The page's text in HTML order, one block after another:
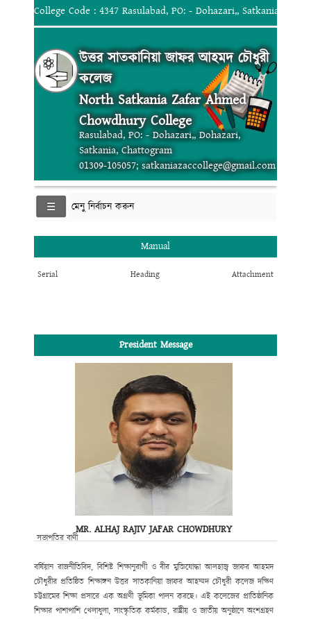
College Code : 4347 Rasulabad, PO: - Dohazari,, Satkania,
উত্তর সাতকানিয়া জাফর আহমদ চৌধুরী
কলেজ
North Satkania Zafar Ahmed
Chowdhury College
Rasulabad, PO: - Dohazari,, Dohazari,
Satkania, Chattogram
01309-105057; satkaniazaccollege@gmail.com
মেনু নির্বাচন করুন
Manual
Serial Heading Attachment
President Message
MR. ALHAJ RAJIV JAFAR CHOWDHURY
সভাপতির বাণী
বর্ষিয়ান রাজনীতিবিদ, বিশিষ্ট শিক্ষানুরাগী ও বীর মুক্তিযোদ্ধা আলহাজ্ব জাফর আহমদ
চৌধুরীর প্রতিষ্ঠিত শিক্ষাঙ্গন উত্তর সাতকানিয়া জাফর আহম্মদ চৌধুরী কলেজ দক্ষিণ
চট্টগ্রামের শিক্ষা প্রসারে এক অগ্রণী ভূমিকা পালন করছে। এই কলেজের প্রাতিষ্ঠানিক
শিক্ষার পাশাপাশি খেলাধুলা, সাংস্কৃতিক কর্মকান্ড, রাষ্ট্রীয় ও জাতীয় অনুষ্ঠানে অংশগ্রহণ